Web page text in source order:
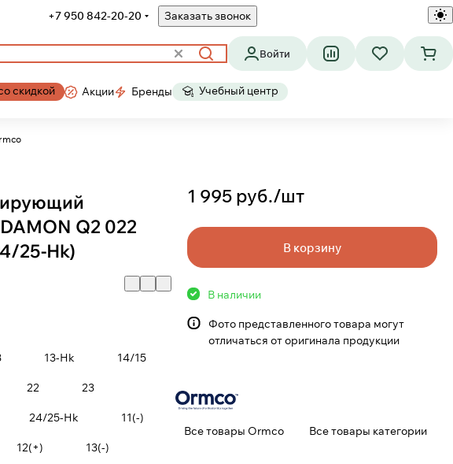
+7 950 842-20-20 Заказать звонок
Войти
скидкой Акции Бренды Учебный центр
Q2 022
25-Hk)
13-Hk 14/15
22 23
24/25-Hk 11(-)
12(+) 13(-)
1 995 руб./шт
В корзину
В наличии
Фото представленного товара могут
отличаться от оригинала продукции
Все товары Ormco Все товары категории